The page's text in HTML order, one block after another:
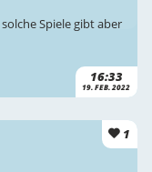
16:33
19. FEB. 2022
Spiele gibt aber
1